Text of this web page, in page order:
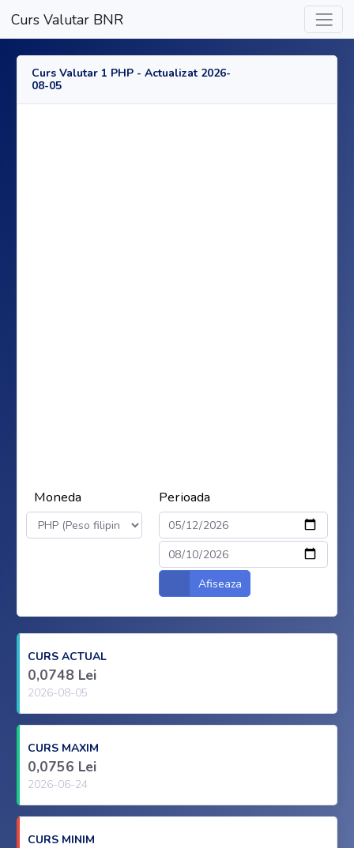
Curs Valutar BNR
Curs Valutar 1 PHP - Actualizat 2026-
08-05
Moneda Perioada
Afiseaza
CURS ACTUAL
0,0748 Lei
2026-08-05
CURS MAXIM
0,0756 Lei
2026-06-24
CURS MINIM